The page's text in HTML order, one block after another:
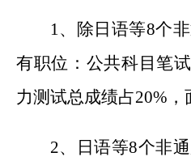
1、除日语等8个
有职位：公共科目笔
力测试总成绩占20%，
2、日语等8个非